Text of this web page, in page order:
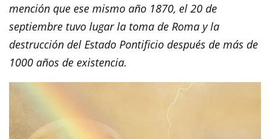
mención que ese mismo año 1870, el 20 de
septiembre tuvo lugar la toma de Roma y la
destrucción del Estado Pontificio después de más de
1000 años de existencia.